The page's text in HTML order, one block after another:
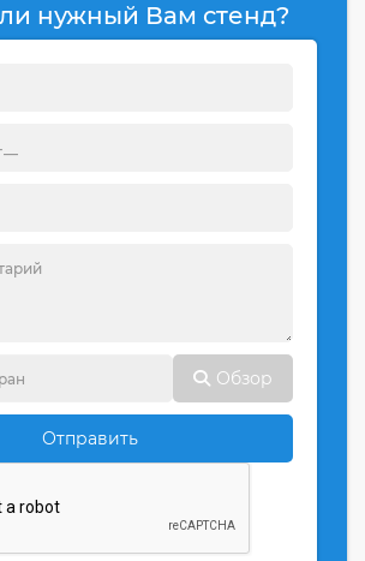
нужный Вам стенд?
Обзор
Отправить